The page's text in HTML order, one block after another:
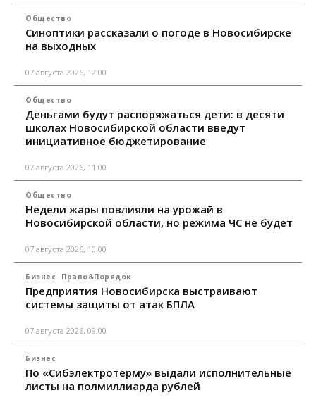
Общество
Синоптики рассказали о погоде в Новосибирске
на выходных
07 августа 2026, 12:00
Общество
Деньгами будут распоряжаться дети: в десяти
школах Новосибирской области введут
инициативное бюджетирование
07 августа 2026, 11:00
Общество
Недели жары повлияли на урожай в
Новосибирской области, но режима ЧС не будет
07 августа 2026, 10:00
Бизнес Право&Порядок
Предприятия Новосибирска выстраивают
системы защиты от атак БПЛА
07 августа 2026, 09:00
Бизнес
По «Сибэлектротерму» выдали исполнительные
листы на полмиллиарда рублей